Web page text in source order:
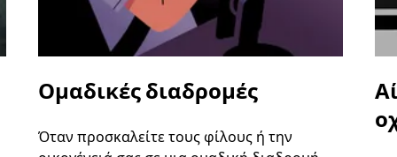
Ομαδικές διαδρομές
Όταν προσκαλείτε τους φίλους ή την